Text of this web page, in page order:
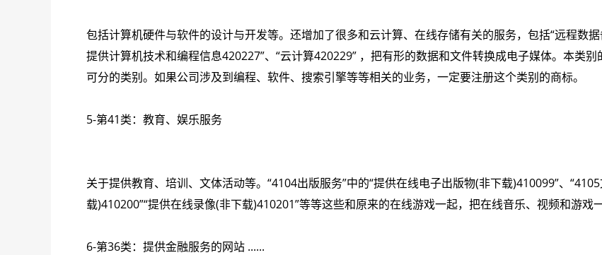
包括计算机硬件与软件的设计与开发等。还增加了很多和云计算、在线存储有关的服务，包括“远程数
提供计算机技术和编程信息420227”、“云计算420229” ，把有形的数据和文件转换成电子媒体。本类
可分的类别。如果公司涉及到编程、软件、搜索引擎等等相关的业务，一定要注册这个类别的商标。
5-第41类：教育、娱乐服务
关于提供教育、培训、文体活动等。“4104出版服务”中的“提供在线电子出版物(非下载)410099”、
载)410200”“提供在线录像(非下载)410201”等等这些和原来的在线游戏一起，把在线音乐、视频和游戏
6-第36类：提供金融服务的网站 ......